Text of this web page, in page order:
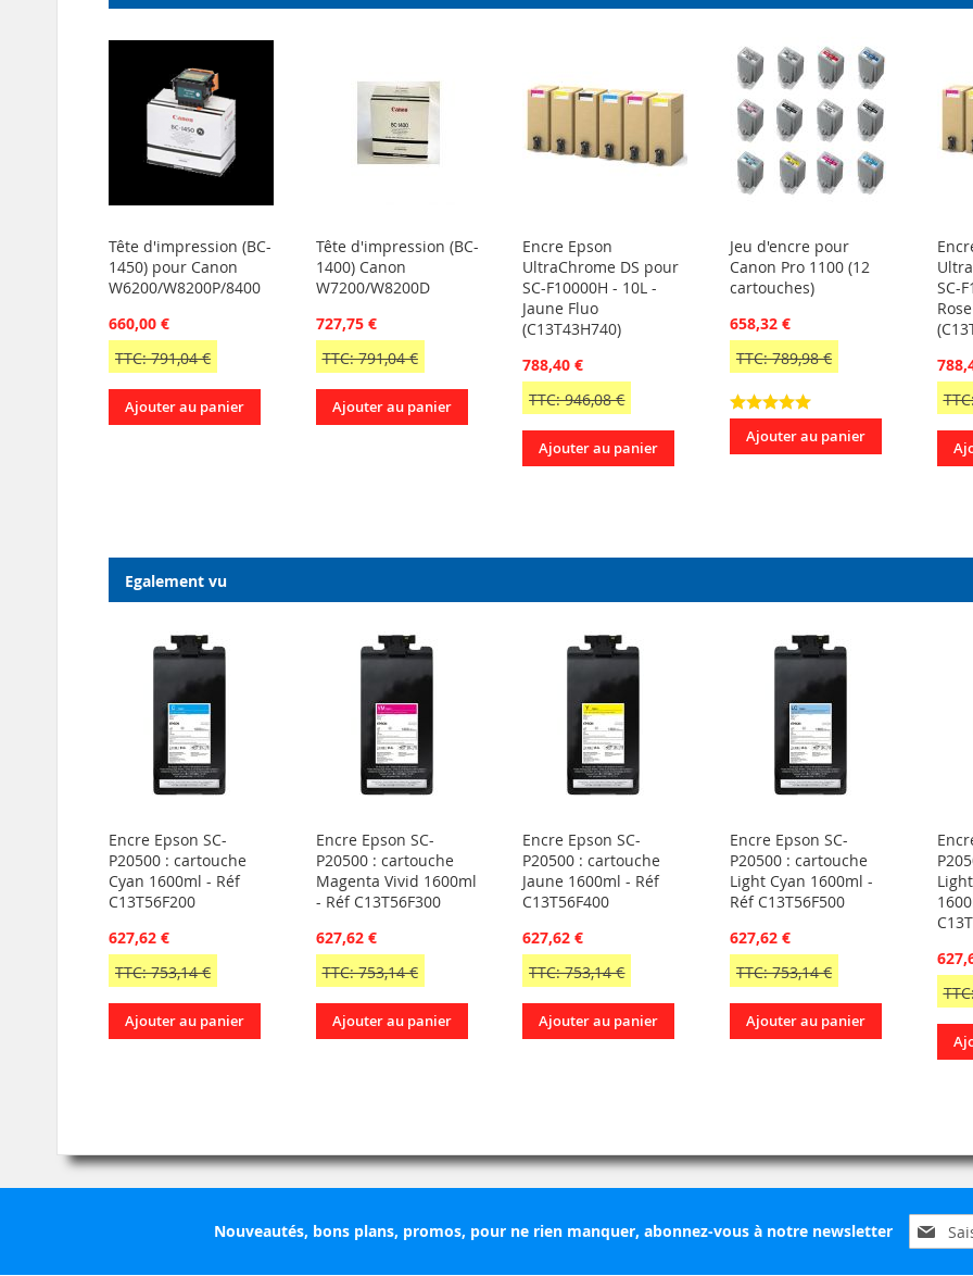
Tête d'impression (BC-
1450) pour Canon
W6200/W8200P/8400
660,00 €
TTC: 791,04 €
Ajouter au panier
Tête d'impression (BC-
1400) Canon
W7200/W8200D
727,75 €
TTC: 791,04 €
Ajouter au panier
Encre Epson
UltraChrome DS pour
SC-F10000H - 10L -
Jaune Fluo
(C13T43H740)
788,40 €
TTC: 946,08 €
Ajouter au panier
Jeu d'encre pour
Canon Pro 1100 (12
cartouches)
658,32 €
TTC: 789,98 €
Ajouter au panier
SC-
Egalement vu
Encre Epson SC-
P20500 : cartouche
Cyan 1600ml - Réf
C13T56F200
627,62 €
TTC: 753,14 €
Ajouter au panier
Encre Epson SC-
P20500 : cartouche
Magenta Vivid 1600ml
- Réf C13T56F300
627,62 €
TTC: 753,14 €
Ajouter au panier
Encre Epson SC-
P20500 : cartouche
Jaune 1600ml - Réf
C13T56F400
627,62 €
TTC: 753,14 €
Ajouter au panier
Encre Epson SC-
P20500 : cartouche
Light Cyan 1600ml -
Réf C13T56F500
627,62 €
TTC: 753,14 €
Ajouter au panier
Nouveautés, bons plans, promos, pour ne rien manquer, abonnez-vous à notre newsletter
à